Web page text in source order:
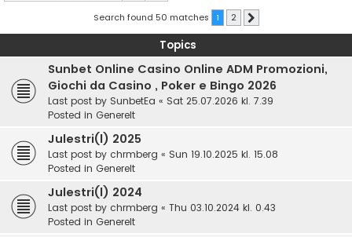
Search found 50 matches 1 2
Topics
Sunbet Online Casino Online ADM Promozioni,
Giochi da Casino , Poker e Bingo 2026
Last post by SunbetEa « Sat 25.07.2026 kl. 7.39
Posted in Generelt
Julestri(l) 2025
Last post by chrmberg « Sun 19.10.2025 kl. 15.08
Posted in Generelt
Julestri(l) 2024
Last post by chrmberg « Thu 03.10.2024 kl. 0.43
Posted in Generelt